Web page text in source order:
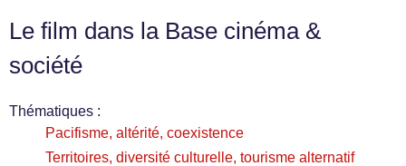
Le film dans la Base cinéma &
société
Thématiques :
Pacifisme, altérité, coexistence
Territoires, diversité culturelle, tourisme alternatif